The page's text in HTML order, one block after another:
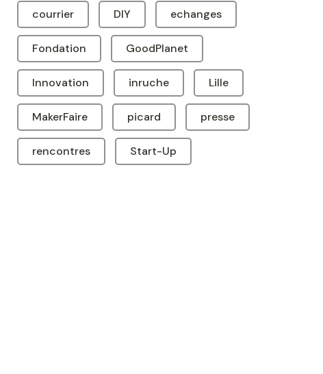
courrier DIY echanges
Fondation GoodPlanet
Innovation inruche Lille
MakerFaire picard presse
rencontres Start-Up